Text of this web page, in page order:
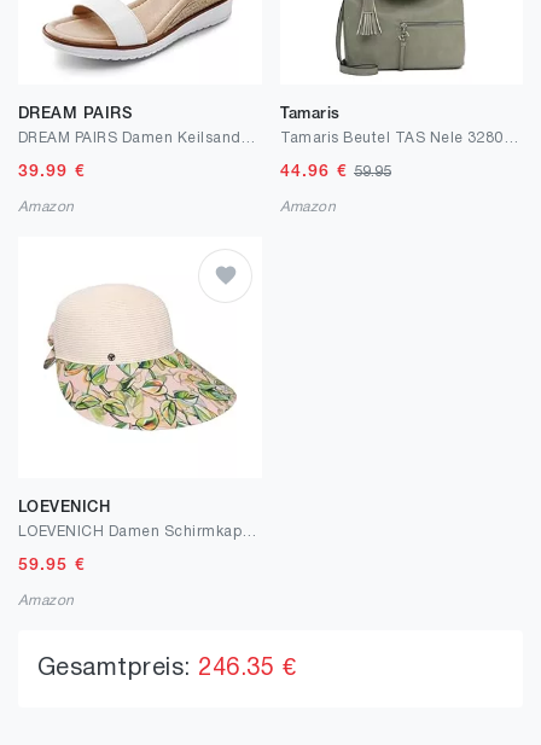
DREAM PAIRS
39.99 €
Amazon
Tamaris
44.96 € 59.95
Amazon
LOEVENICH
59.95 €
Amazon
Gesamtpreis: 246.35 €